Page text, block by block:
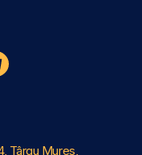
Târgu Mureș,